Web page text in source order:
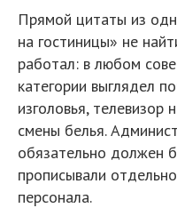
Прямой цитаты из
на гостиницы» не
работал: в любом
категории выглядел
изголовья, телевизор
смены белья.
обязательно должен
прописывали
персонала.